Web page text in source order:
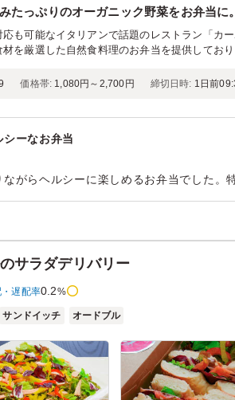
たっぷりのオーガニック野菜をお弁当に。
応も可能なイタリアンで話題のレストラン「カ
を厳選した自然食料理のお弁当を提供しており
価格帯: 1,080円～2,700円 締切日時: 1日前
ーなお弁当
がらヘルシーに楽しめるお弁当でした。
が伝わってきました。彩りも良く、最後
です。
多めサラダデリバリー
遅配率0.2%
サンドイッチ オードブル